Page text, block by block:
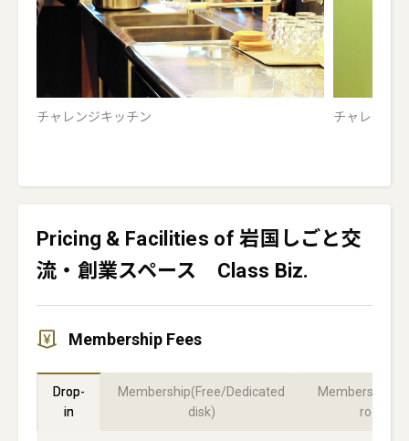
チャレンジキッチン チャレンジ
Pricing & Facilities of 岩国しごと交
流・創業スペース Class Biz.
Membership Fees
Drop-
in
Membership(Free/Dedicated
disk)
room)